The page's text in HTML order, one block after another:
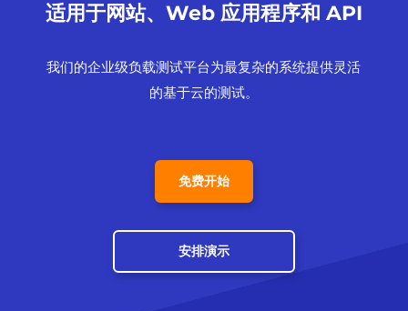
适用于网站、Web 应用程序和 API
我们的企业级负载测试平台为最复杂的系统提供灵活
的基于云的测试。
免费开始
安排演示